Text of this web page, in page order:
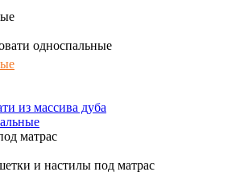
односпальные
из массива дуба
матрас
и настилы под матрас